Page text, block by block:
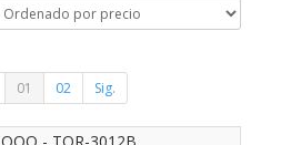
01 02 Sig.